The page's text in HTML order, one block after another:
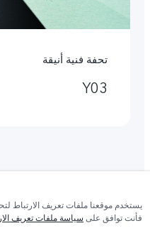
تحفة فنية أنيقة
Y03
يستخدم موقعنا ملفات تعريف الارتباط
فأنت توافق على سياسة ملفات تعريف